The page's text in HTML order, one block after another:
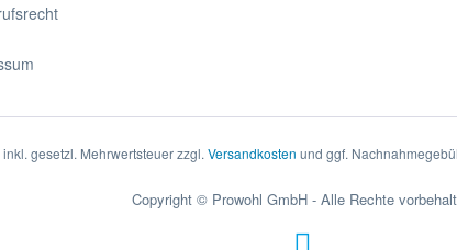
gesetzl. Mehrwertsteuer zzgl. Versandkosten und ggf.
Copyright © Prowohl GmbH - Alle Rechte